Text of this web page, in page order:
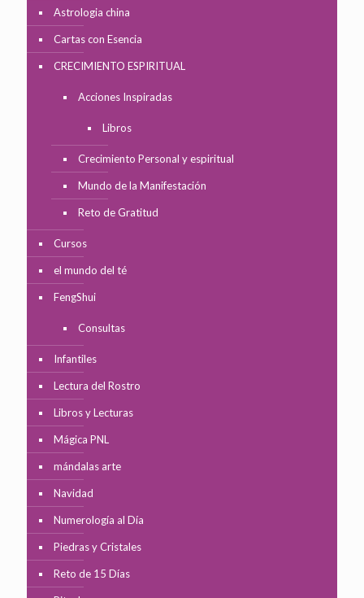
Astrologia china
Cartas con Esencia
CRECIMIENTO ESPIRITUAL
Acciones Inspiradas
Libros
Crecimiento Personal y espiritual
Mundo de la Manifestación
Reto de Gratitud
Cursos
el mundo del té
FengShui
Consultas
Infantiles
Lectura del Rostro
Libros y Lecturas
Mágica PNL
mándalas arte
Navidad
Numerología al Día
Piedras y Cristales
Reto de 15 Días